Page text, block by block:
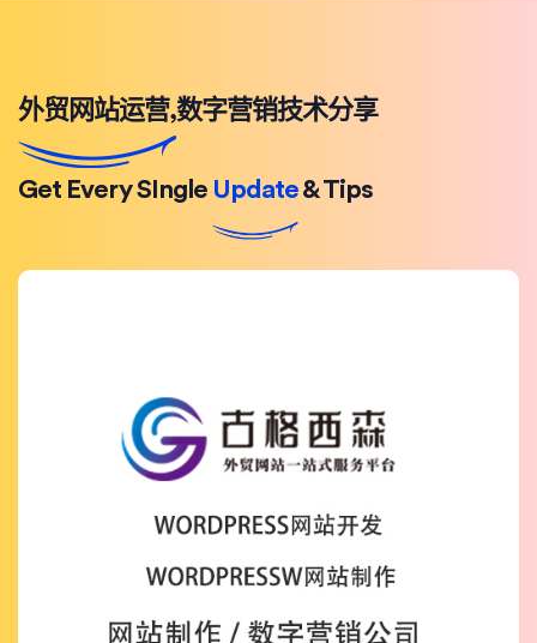
外贸网站运营,数字营销技术分享
Get Every SIngle Update& Tips